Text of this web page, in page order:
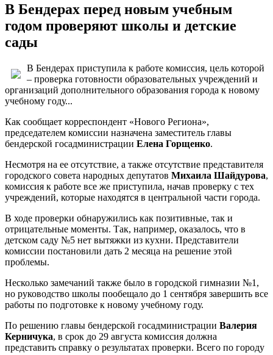
В Бендерах перед новым учебным
годом проверяют школы и детские
сады
В Бендерах приступила к работе комиссия, цель которой
– проверка готовности образовательных учреждений и
организаций дополнительного образования города к новому
учебному году...
Как сообщает корреспондент «Нового Региона»,
председателем комиссии назначена заместитель главы
бендерской госадминистрации Елена Горщенко.
Несмотря на ее отсутствие, а также отсутствие представителя
городского совета народных депутатов Михаила Шайдурова,
комиссия к работе все же приступила, начав проверку с тех
учреждений, которые находятся в центральной части города.
В ходе проверки обнаружились как позитивные, так и
отрицательные моменты. Так, например, оказалось, что в
детском саду №5 нет вытяжки из кухни. Представители
комиссии постановили дать 2 месяца на решение этой
проблемы.
Несколько замечаний также было в городской гимназии №1,
но руководство школы пообещало до 1 сентября завершить все
работы по подготовке к новому учебному году.
По решению главы бендерской госадминистрации Валерия
Керничука, в срок до 29 августа комиссия должна
представить справку о результатах проверки. Всего по городу